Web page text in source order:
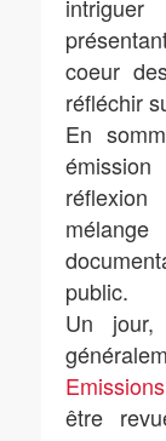
coeur
réfléchir
En
public.
Un
Emissions
être